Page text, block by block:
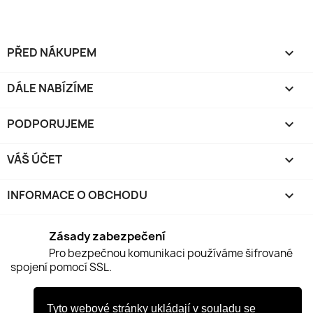
Tyto webové stránky ukládají v souladu se
PŘED NÁKUPEM 
DÁLE NABÍZÍME 
PODPORUJEME 
VÁŠ ÚČET 
INFORMACE O OBCHODU keyboard_arrow_down
Zásady zabezpečení
Pro bezpečnou komunikaci používáme šifrované
spojení pomocí SSL.
Zásady doručení